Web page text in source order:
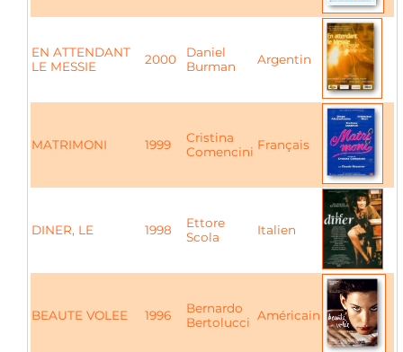
EN ATTENDANT
LE MESSIE
2000
Daniel
Burman
Argentin
MATRIMONI 1999
Cristina
Comencini Français
DINER, LE 1998
Ettore
Scola
Italien
BEAUTE VOLEE 1996
Bernardo
Bertolucci Américain